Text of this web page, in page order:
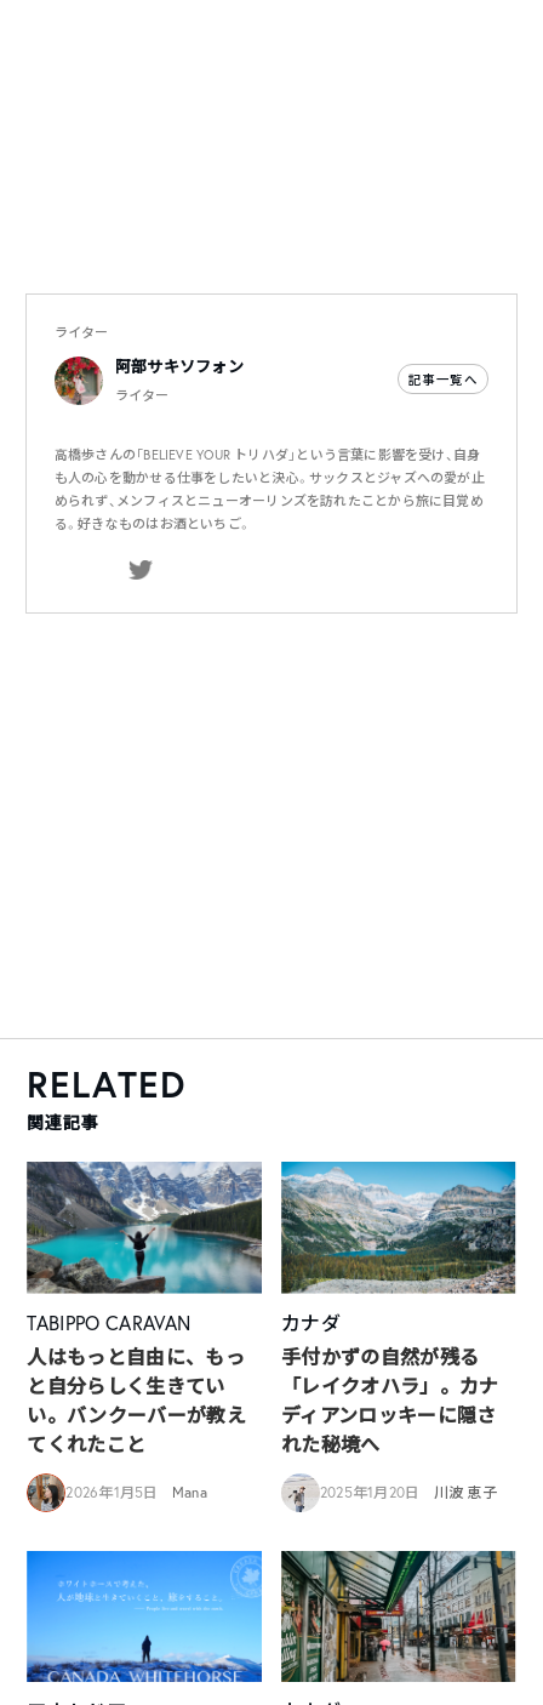
ライター
阿部サキソフォン
ライター
記事一覧へ
高橋歩さんの「BELIEVE YOUR トリハダ」という言葉に影響を受け、自身
も人の心を動かせる仕事をしたいと決心。サックスとジャズへの愛が止
められず、メンフィスとニューオーリンズを訪れたことから旅に目覚め
る。好きなものはお酒といちご。
RELATED
関連記事
TABIPPO CARAVAN
人はもっと自由に、もっ
と自分らしく生きてい
い。バンクーバーが教え
てくれたこと
2026年1月5日 Mana
カナダ
手付かずの自然が残る
「レイクオハラ」。カナ
ディアンロッキーに隠さ
れた秘境へ
2025年1月20日 川波 恵子